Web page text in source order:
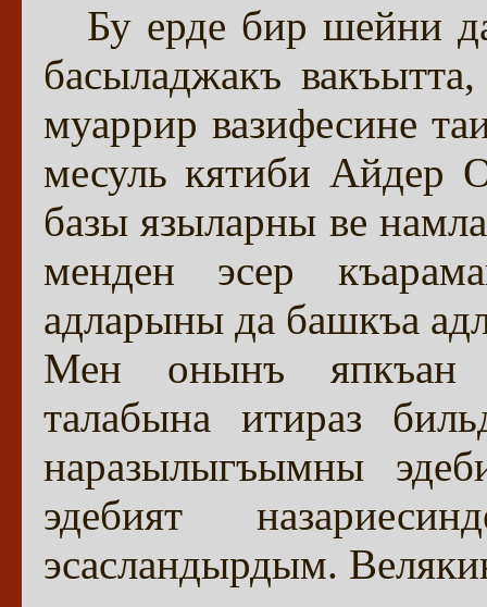
Бу ерде бир шейни
басыладжакъ
муаррир вазифесине
месуль кятиби Айдер
базы языларны ве
менден эсер
адларыны да башкъа
Мен онынъ япкъан
талабына итираз
наразылыгъымны
эдебият
эсасландырдым.